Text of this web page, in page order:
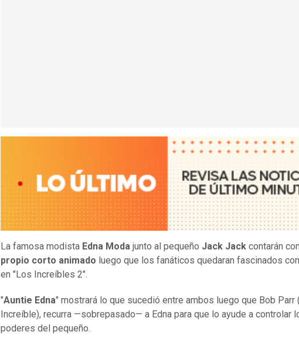
La famosa modista Edna Moda junto al pequeño Jack Jack contarán
propio corto animado luego que los fanáticos quedaran fascinados
en "Los Increíbles 2".
"Auntie Edna" mostrará lo que sucedió entre ambos luego que Bob Parr
Increíble), recurra —sobrepasado— a Edna para que lo ayude a controlar
poderes del pequeño.